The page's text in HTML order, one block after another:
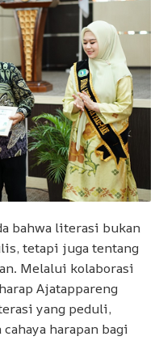
bahwa literasi bukan
tetapi juga tentang
Melalui kolaborasi
Ajatappareng
yang peduli,
harapan bagi